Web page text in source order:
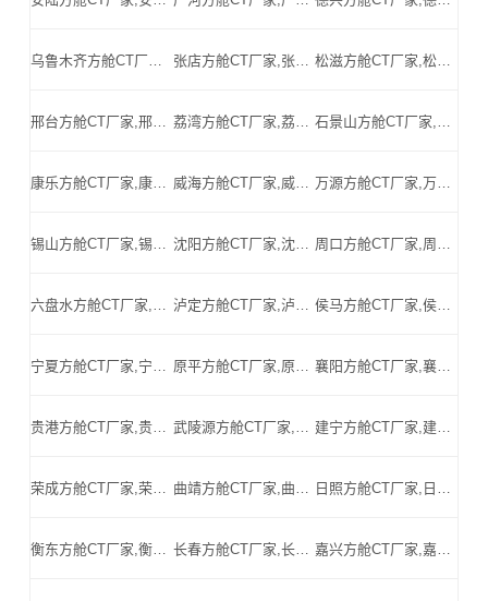
乌鲁木齐方舱CT厂家,乌鲁木齐方舱式CT,乌鲁木齐CT方舱,乌鲁木齐方舱CT,乌鲁木齐医用CT方舱,乌鲁木齐移动方舱CT-乌鲁木齐医用CT方舱公司 张店方舱CT厂家,张店方舱式CT,张店CT方舱,张店方舱CT,张店医用CT方舱,张店移动方舱CT-张店医用CT方舱公司 松滋方舱CT厂家,松滋方舱式CT,松滋CT方舱,松滋方舱CT,松滋医用CT方舱,松滋移动方舱CT-松滋医用CT方舱公司
邢台方舱CT厂家,邢台方舱式CT,邢台CT方舱,邢台方舱CT,邢台医用CT方舱,邢台移动方舱CT-邢台医用CT方舱公司 荔湾方舱CT厂家,荔湾方舱式CT,荔湾CT方舱,荔湾方舱CT,荔湾医用CT方舱,荔湾移动方舱CT-荔湾医用CT方舱公司 石景山方舱CT厂家,石景山方舱式CT,石景山CT方舱,石景山方舱CT,石景山医用CT方舱,石景山移动方舱CT-石景山医用CT方舱公司
康乐方舱CT厂家,康乐方舱式CT,康乐CT方舱,康乐方舱CT,康乐医用CT方舱,康乐移动方舱CT-康乐医用CT方舱公司 威海方舱CT厂家,威海方舱式CT,威海CT方舱,威海方舱CT,威海医用CT方舱,威海移动方舱CT-威海医用CT方舱公司 万源方舱CT厂家,万源方舱式CT,万源CT方舱,万源方舱CT,万源医用CT方舱,万源移动方舱CT-万源医用CT方舱公司
锡山方舱CT厂家,锡山方舱式CT,锡山CT方舱,锡山方舱CT,锡山医用CT方舱,锡山移动方舱CT-锡山医用CT方舱公司 沈阳方舱CT厂家,沈阳方舱式CT,沈阳CT方舱,沈阳方舱CT,沈阳医用CT方舱,沈阳移动方舱CT-沈阳医用CT方舱公司 周口方舱CT厂家,周口方舱式CT,周口CT方舱,周口方舱CT,周口医用CT方舱,周口移动方舱CT-周口医用CT方舱公司
六盘水方舱CT厂家,六盘水方舱式CT,六盘水CT方舱,六盘水方舱CT,六盘水医用CT方舱,六盘水移动方舱CT-六盘水医用CT方舱公司 泸定方舱CT厂家,泸定方舱式CT,泸定CT方舱,泸定方舱CT,泸定医用CT方舱,泸定移动方舱CT-泸定医用CT方舱公司 侯马方舱CT厂家,侯马方舱式CT,侯马CT方舱,侯马方舱CT,侯马医用CT方舱,侯马移动方舱CT-侯马医用CT方舱公司
宁夏方舱CT厂家,宁夏方舱式CT,宁夏CT方舱,宁夏方舱CT,宁夏医用CT方舱,宁夏移动方舱CT-宁夏医用CT方舱公司 原平方舱CT厂家,原平方舱式CT,原平CT方舱,原平方舱CT,原平医用CT方舱,原平移动方舱CT-原平医用CT方舱公司 襄阳方舱CT厂家,襄阳方舱式CT,襄阳CT方舱,襄阳方舱CT,襄阳医用CT方舱,襄阳移动方舱CT-襄阳医用CT方舱公司
贵港方舱CT厂家,贵港方舱式CT,贵港CT方舱,贵港方舱CT,贵港医用CT方舱,贵港移动方舱CT-贵港医用CT方舱公司 武陵源方舱CT厂家,武陵源方舱式CT,武陵源CT方舱,武陵源方舱CT,武陵源医用CT方舱,武陵源移动方舱CT-武陵源医用CT方舱公司 建宁方舱CT厂家,建宁方舱式CT,建宁CT方舱,建宁方舱CT,建宁医用CT方舱,建宁移动方舱CT-建宁医用CT方舱公司
荣成方舱CT厂家,荣成方舱式CT,荣成CT方舱,荣成方舱CT,荣成医用CT方舱,荣成移动方舱CT-荣成医用CT方舱公司 曲靖方舱CT厂家,曲靖方舱式CT,曲靖CT方舱,曲靖方舱CT,曲靖医用CT方舱,曲靖移动方舱CT-曲靖医用CT方舱公司 日照方舱CT厂家,日照方舱式CT,日照CT方舱,日照方舱CT,日照医用CT方舱,日照移动方舱CT-日照医用CT方舱公司
衡东方舱CT厂家,衡东方舱式CT,衡东CT方舱,衡东方舱CT,衡东医用CT方舱,衡东移动方舱CT-衡东医用CT方舱公司 长春方舱CT厂家,长春方舱式CT,长春CT方舱,长春方舱CT,长春医用CT方舱,长春移动方舱CT-长春医用CT方舱公司 嘉兴方舱CT厂家,嘉兴方舱式CT,嘉兴CT方舱,嘉兴方舱CT,嘉兴医用CT方舱,嘉兴移动方舱CT-嘉兴医用CT方舱公司